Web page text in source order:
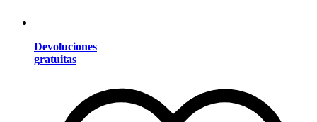
Devoluciones
gratuitas